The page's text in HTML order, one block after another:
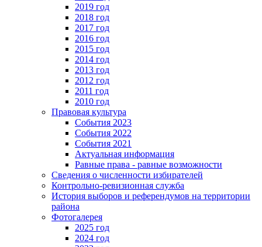
2019 год
2018 год
2017 год
2016 год
2015 год
2014 год
2013 год
2012 год
2011 год
2010 год
Правовая культура
События 2023
События 2022
События 2021
Актуальная информация
Равные права - равные возможности
Сведения о численности избирателей
Контрольно-ревизионная служба
История выборов и референдумов на территории
района
Фотогалерея
2025 год
2024 год